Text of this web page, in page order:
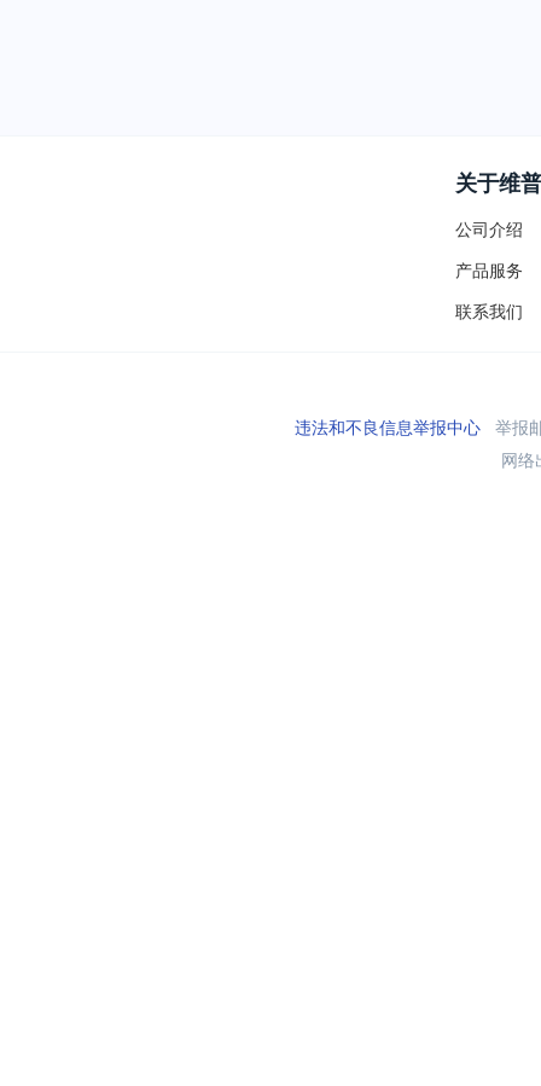
关于维普
公司介绍
产品服务
联系我们
违法和不良信息举报中心举报
网